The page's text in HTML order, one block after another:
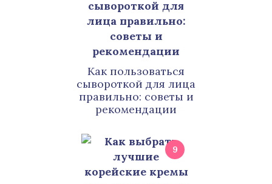
Как пользоваться
сывороткой для лица
правильно: советы и
рекомендации
9